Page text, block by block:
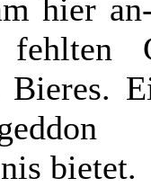
hier
Bieres.
bietet.